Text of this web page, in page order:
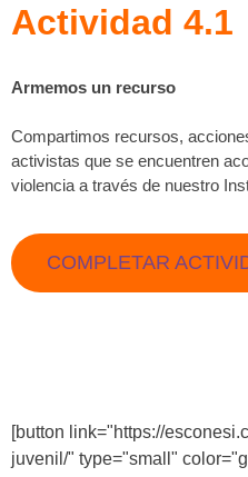
Actividad 4.1
Armemos un recurso
Compartimos recursos,
activistas que se encuentren
violencia a través de nuestro
COMPLETAR
[button link="https://
juvenil/" type="small"